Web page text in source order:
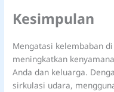
Kesimpulan
Mengatasi kelembaban
meningkatkan
Anda dan keluarga.
sirkulasi udara,